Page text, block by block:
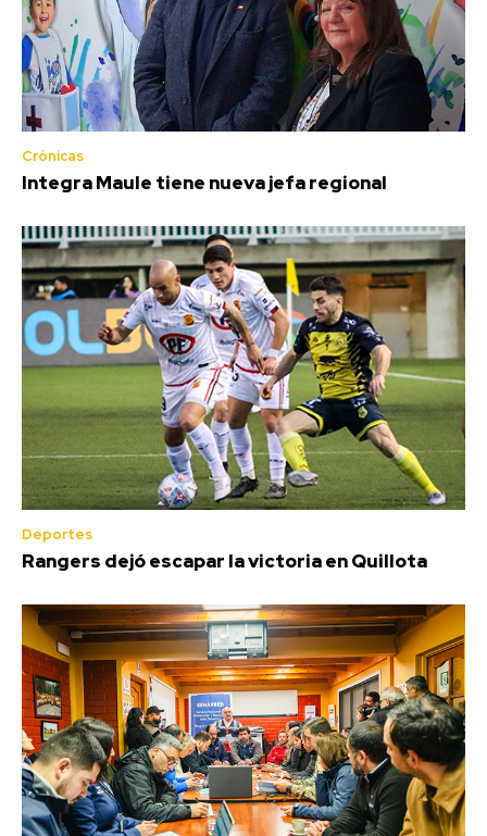
Crónicas
Integra Maule tiene nueva jefa regional
Deportes
Rangers dejó escapar la victoria en Quillota